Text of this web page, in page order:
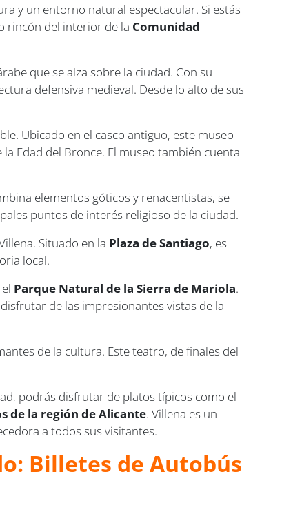
y un entorno natural espectacular. Si estás
rincón del interior de la Comunidad
que se alza sobre la ciudad. Con su
defensiva medieval. Desde lo alto de sus
Ubicado en el casco antiguo, este museo
Edad del Bronce. El museo también cuenta
elementos góticos y renacentistas, se
puntos de interés religioso de la ciudad.
Situado en la Plaza de Santiago, es
local.
Parque Natural de la Sierra de Mariola.
de las impresionantes vistas de la
de la cultura. Este teatro, de finales del
podrás disfrutar de platos típicos como el
de la región de Alicante. Villena es un
a todos sus visitantes.
Billetes de Autobús